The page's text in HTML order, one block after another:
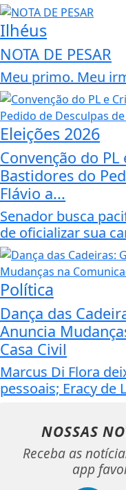
Ilhéus
NOTA DE PESAR
Meu primo. Meu
Eleições 2026
Convenção do
Bastidores do
Flávio a...
Senador busca
de oficializar sua
Política
Dança das
Anuncia
Casa Civil
Marcus Di Flora
pessoais; Eracy de
NOSSAS
Receba as
app